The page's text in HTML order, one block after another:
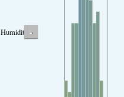
Humidity -